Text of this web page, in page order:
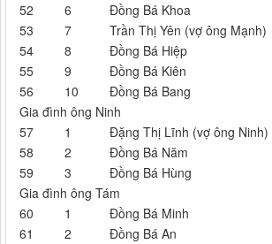
52
6
Đồng Bá Khoa
53
7
Trần Thị Yên (vợ ông Mạnh)
54
8
Đồng Bá Hiệp
55
9
Đồng Bá Kiên
56
10
Đồng Bá Bang
Gia đình ông Ninh
57
1
Đặng Thị Lĩnh (vợ ông Ninh)
58
2
Đồng Bá Năm
59
3
Đồng Bá Hùng
Gia đình ông Tám
60
1
Đồng Bá Minh
61
2
Đồng Bá An